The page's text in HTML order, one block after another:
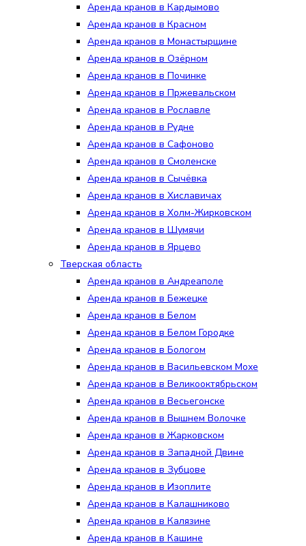
Аренда кранов в Кардымово
Аренда кранов в Красном
Аренда кранов в Монастырщине
Аренда кранов в Озёрном
Аренда кранов в Починке
Аренда кранов в Пржевальском
Аренда кранов в Рославле
Аренда кранов в Рудне
Аренда кранов в Сафоново
Аренда кранов в Смоленске
Аренда кранов в Сычёвка
Аренда кранов в Хиславичах
Аренда кранов в Холм-Жирковском
Аренда кранов в Шумячи
Аренда кранов в Ярцево
Тверская область
Аренда кранов в Андреаполе
Аренда кранов в Бежецке
Аренда кранов в Белом
Аренда кранов в Белом Городке
Аренда кранов в Бологом
Аренда кранов в Васильевском Мохе
Аренда кранов в Великооктябрьском
Аренда кранов в Весьегонске
Аренда кранов в Вышнем Волочке
Аренда кранов в Жарковском
Аренда кранов в Западной Двине
Аренда кранов в Зубцове
Аренда кранов в Изоплите
Аренда кранов в Калашниково
Аренда кранов в Калязине
Аренда кранов в Кашине